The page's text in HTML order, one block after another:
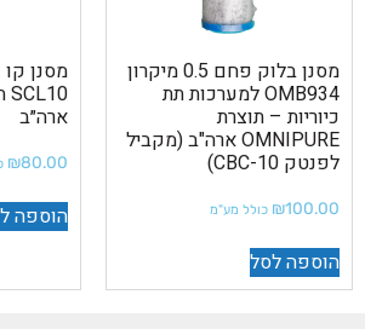
מסנן בלוק פחם 0.5 מיקרון
OMB934 למערכות תת
כיוריות – תוצרת
OMNIPURE ארה"ב (מקביל
לפנטק CBC-10)
₪100.00 כולל מע"מ
הוספה לסל
מסנן
ארה״ב
₪80.00
הוספה